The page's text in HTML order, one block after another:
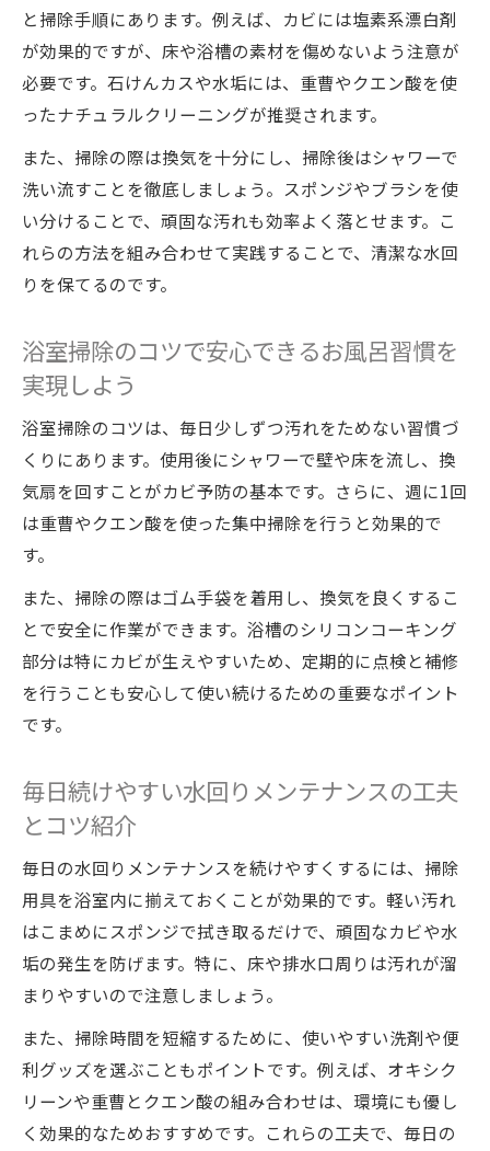
と掃除手順にあります。例えば、カビには塩素系漂白剤
が効果的ですが、床や浴槽の素材を傷めないよう注意が
必要です。石けんカスや水垢には、重曹やクエン酸を使
ったナチュラルクリーニングが推奨されます。
また、掃除の際は換気を十分にし、掃除後はシャワーで
洗い流すことを徹底しましょう。スポンジやブラシを使
い分けることで、頑固な汚れも効率よく落とせます。こ
れらの方法を組み合わせて実践することで、清潔な水回
りを保てるのです。
浴室掃除のコツで安心できるお風呂習慣を
実現しよう
浴室掃除のコツは、毎日少しずつ汚れをためない習慣づ
くりにあります。使用後にシャワーで壁や床を流し、換
気扇を回すことがカビ予防の基本です。さらに、週に1回
は重曹やクエン酸を使った集中掃除を行うと効果的で
す。
また、掃除の際はゴム手袋を着用し、換気を良くするこ
とで安全に作業ができます。浴槽のシリコンコーキング
部分は特にカビが生えやすいため、定期的に点検と補修
を行うことも安心して使い続けるための重要なポイント
です。
毎日続けやすい水回りメンテナンスの工夫
とコツ紹介
毎日の水回りメンテナンスを続けやすくするには、掃除
用具を浴室内に揃えておくことが効果的です。軽い汚れ
はこまめにスポンジで拭き取るだけで、頑固なカビや水
垢の発生を防げます。特に、床や排水口周りは汚れが溜
まりやすいので注意しましょう。
また、掃除時間を短縮するために、使いやすい洗剤や便
利グッズを選ぶこともポイントです。例えば、オキシク
リーンや重曹とクエン酸の組み合わせは、環境にも優し
く効果的なためおすすめです。これらの工夫で、毎日の